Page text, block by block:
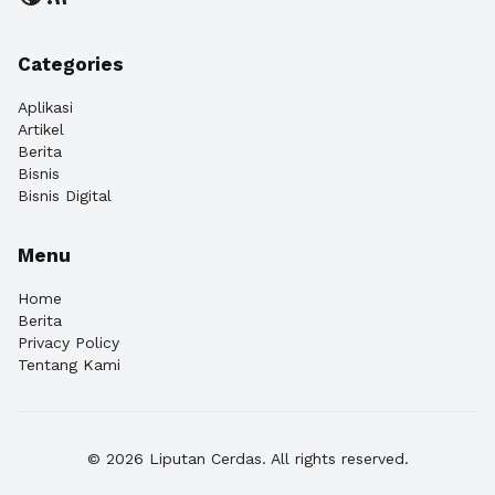
Categories
Aplikasi
Artikel
Berita
Bisnis
Bisnis Digital
Menu
Home
Berita
Privacy Policy
Tentang Kami
© 2026 Liputan Cerdas. All rights reserved.